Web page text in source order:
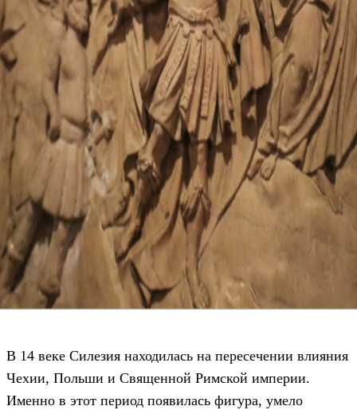
В 14 веке Силезия находилась на пересечении влияния
Чехии, Польши и Священной Римской империи.
Именно в этот период появилась фигура, умело